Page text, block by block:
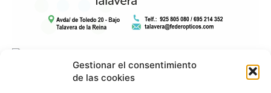
Gestionar el consentimiento
de las cookies